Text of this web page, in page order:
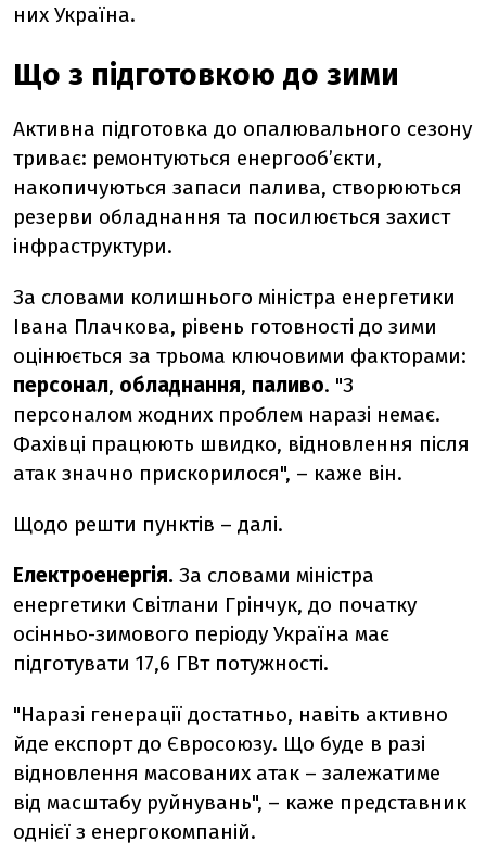
них Україна.
Що з підготовкою до зими
Активна підготовка до опалювального сезону
триває: ремонтуються енергооб’єкти,
накопичуються запаси палива, створюються
резерви обладнання та посилюється захист
інфраструктури.
За словами колишнього міністра енергетики
Івана Плачкова, рівень готовності до зими
оцінюється за трьома ключовими факторами:
персонал, обладнання, паливо. "З
персоналом жодних проблем наразі немає.
Фахівці працюють швидко, відновлення після
атак значно прискорилося", – каже він.
Щодо решти пунктів – далі.
Електроенергія. За словами міністра
енергетики Світлани Грінчук, до початку
осінньо-зимового періоду Україна має
підготувати 17,6 ГВт потужності.
"Наразі генерації достатньо, навіть активно
йде експорт до Євросоюзу. Що буде в разі
відновлення масованих атак – залежатиме
від масштабу руйнувань", – каже представник
однієї з енергокомпаній.